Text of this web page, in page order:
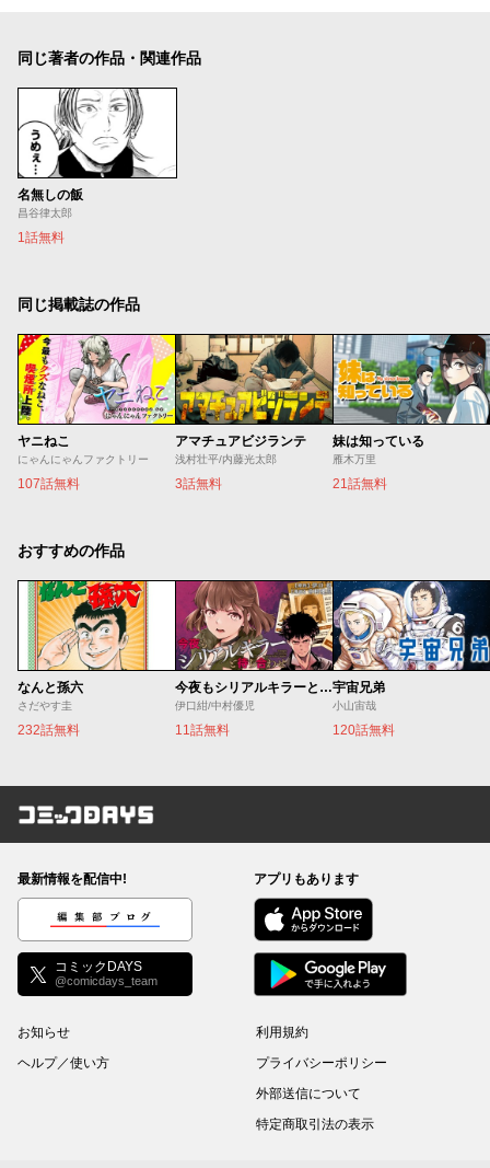
同じ著者の作品・関連作品
名無しの飯
昌谷律太郎
1話無料
同じ掲載誌の作品
ヤニねこ
にゃんにゃんファクトリー
107話無料
アマチュアビジランテ
浅村壮平/内藤光太郎
3話無料
妹は知っている
雁木万里
21話無料
おすすめの作品
なんと孫六
さだやす圭
232話無料
今夜もシリアルキラーと待ち合わせ
伊口紺/中村優児
11話無料
宇宙兄弟
小山宙哉
120話無料
コミックDAYS
最新情報を配信中!
編集部ブログ
コミックDAYS
@comicdays_team
アプリもあります
お知らせ
ヘルプ／使い方
利用規約
プライバシーポリシー
外部送信について
特定商取引法の表示